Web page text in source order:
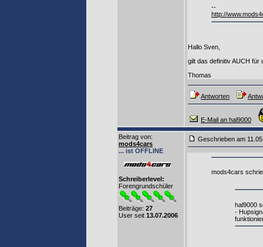
--
http://
Hallo Sven,
gilt das definitiv AUCH für
Thomas
Antworten
E-Mail an hal9000
Beitrag von:
mods4cars
... ist OFFLINE
Schreiberlevel:
Forengrundschüler
Beiträge: 27
User seit 13.07.2006
Geschrieben am
mods4cars
hal9000
-